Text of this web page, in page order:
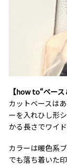
【how to“ベース
カットベースは
ーを入れひし形
かる長さでワイ
カラーは暖色系
でも落ち着いた